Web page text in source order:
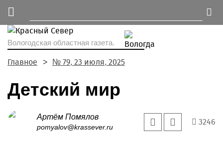
Вологодская областная газета.
Главное № 79, 23 июля, 2025
Детский мир
Артём Помялов
pomyalov@krassever.ru
3246